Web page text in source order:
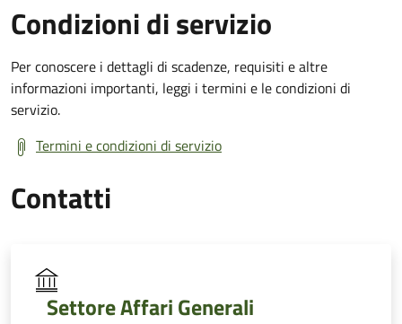
Condizioni di servizio
Per conoscere i dettagli di scadenze, requisiti e altre
informazioni importanti, leggi i termini e le condizioni di
servizio.
Termini e condizioni di servizio
Contatti
Settore Affari Generali